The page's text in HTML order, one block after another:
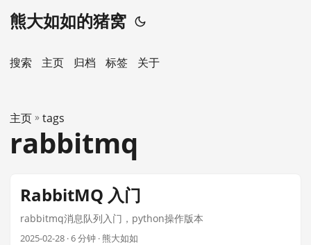
熊大如如的猪窝
搜索 主页 ️归档 标签 关于
主页 » tags
rabbitmq
RabbitMQ 入门
rabbitmq消息队列入门，python操作版本
2025-02-28 · 6 分钟 · 熊大如如